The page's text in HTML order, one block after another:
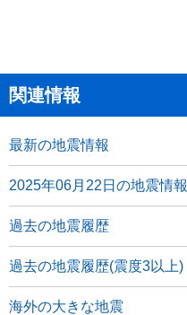
関連情報
最新の地震情報
2025年06月22日の地震情報
過去の地震履歴
過去の地震履歴(震度3以上)
海外の大きな地震